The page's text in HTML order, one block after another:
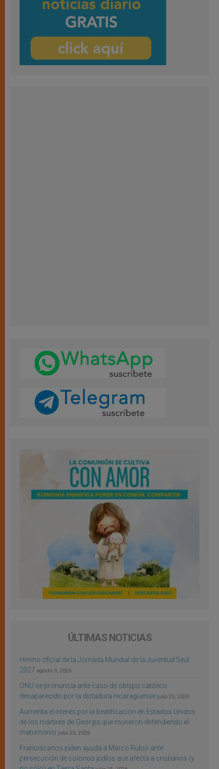
ÚLTIMAS NOTICIAS
Himno oficial de la Jornada Mundial de la Juventud Seúl
2027 agosto 3, 2026
ONU se pronuncia ante caso de obispo católico
desaparecido por la dictadura nicaragüense julio 25, 2026
Aumenta el interés por la beatificación en Estados Unidos
de los mártires de Georgia que murieron defendiendo el
matrimonio julio 25, 2026
Franciscanos piden ayuda a Marco Rubio ante
persecución de colonos judíos que afecta a cristianos (y